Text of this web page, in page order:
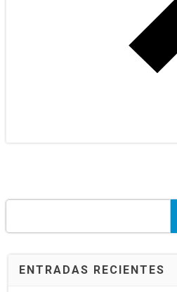
ENTRADAS RECIENTES